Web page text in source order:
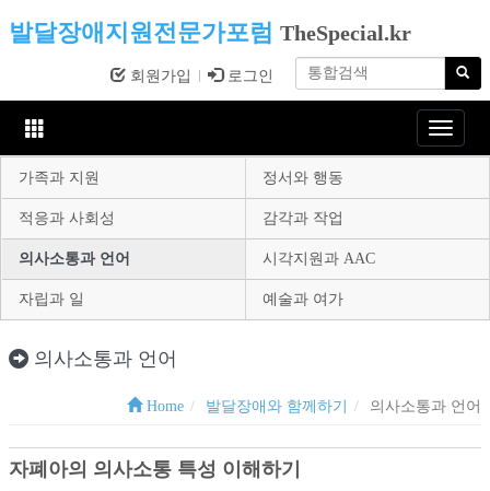
발달장애지원전문가포럼 TheSpecial.kr
회원가입 로그인
Toggle
가족과 지원
정서와 행동
적응과 사회성 감각과 작업
의사소통과 언어 시각지원과 AAC
자립과 일 예술과 여가
의사소통과 언어
Home 발달장애와 함께하기 의사소통과 언어
자폐아의 의사소통 특성 이해하기